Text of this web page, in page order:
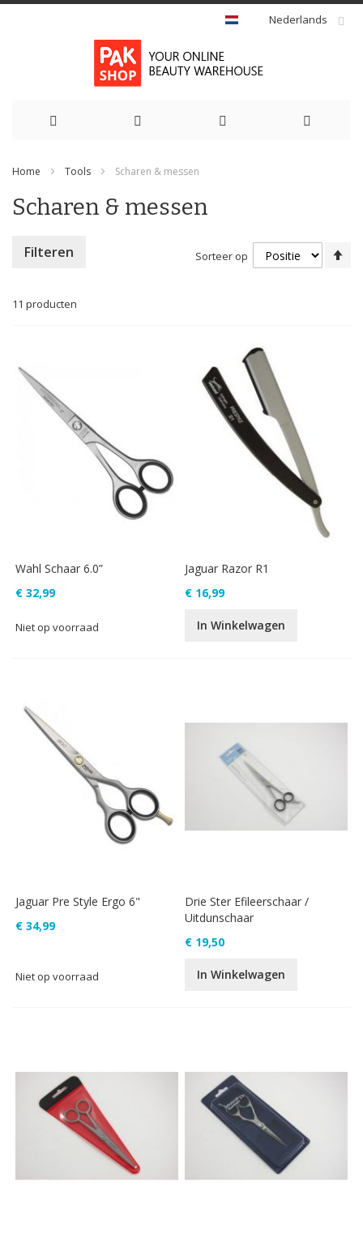
Nederlands
de
Home Tools Scharen & messen
Scharen & messen
11 producten
Sorteer op
Wahl Schaar 6.0”
€ 32,99
Niet op voorraad
Jaguar Razor R1
€ 16,99
In Winkelwagen
Jaguar Pre Style Ergo 6"
€ 34,99
Niet op voorraad
Drie Ster Efileerschaar /
Uitdunschaar
€ 19,50
In Winkelwagen
Filteren